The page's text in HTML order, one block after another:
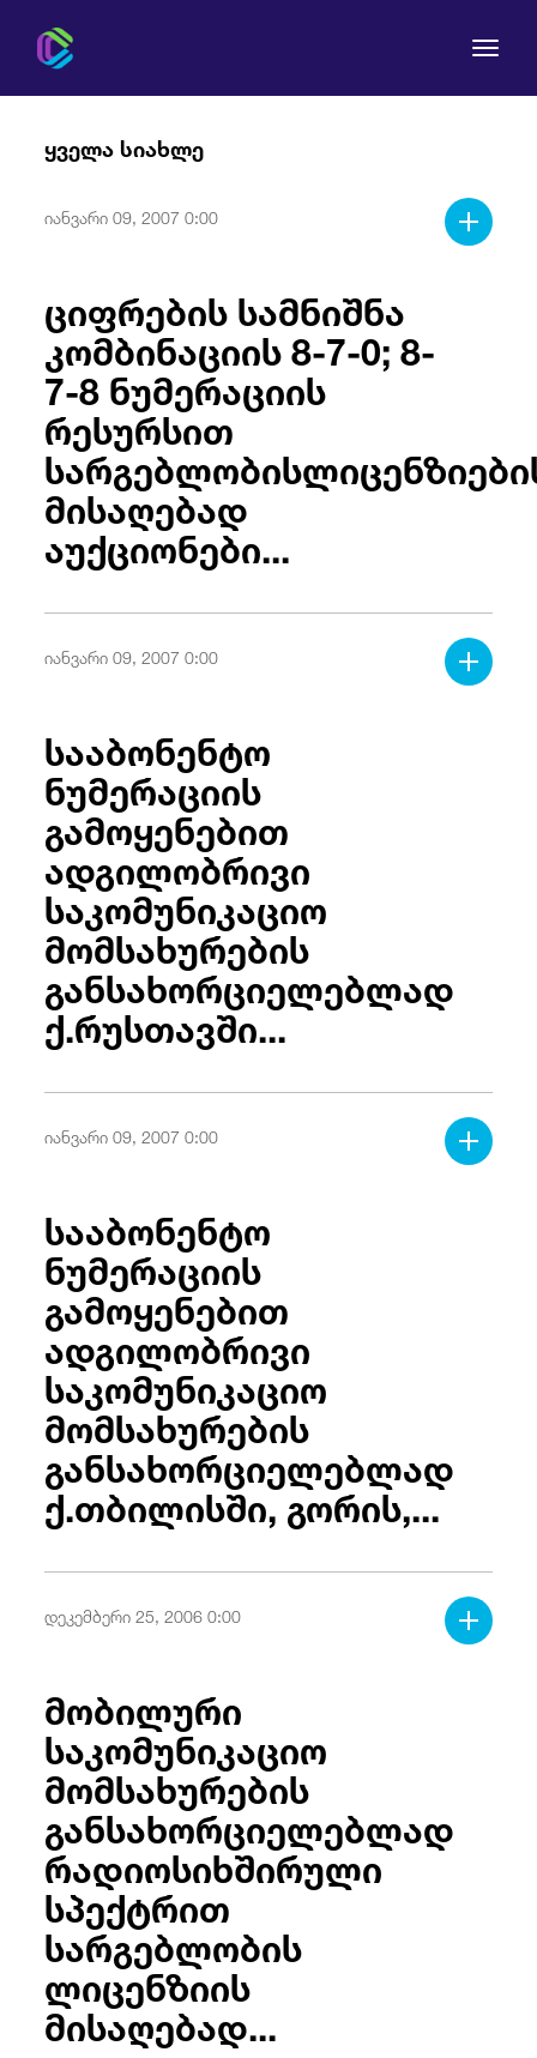
მომხმარებლის უფლებები
რეგულირება
სამართლებრივი აქტები
Eng / ქარ fb
ყველა სიახლე
ციფრების სამნიშნა
კომბინაციის 8-7-0; 8-
7-8 ნუმერაციის
რესურსით
მისაღებად
აუქციონები...
იანვარი 09, 2007 0:00
სააბონენტო
ნუმერაციის
გამოყენებით
ადგილობრივი
საკომუნიკაციო
მომსახურების
განსახორციელებლად
ქ.რუსთავში...
იანვარი 09, 2007 0:00
სააბონენტო
ნუმერაციის
გამოყენებით
ადგილობრივი
საკომუნიკაციო
მომსახურების
განსახორციელებლად
ქ.თბილისში, გორის,...
იანვარი 09, 2007 0:00
მობილური
საკომუნიკაციო
მომსახურების
განსახორციელებლად
რადიოსიხშირული
სპექტრით
სარგებლობის
ლიცენზიის
მისაღებად...
დეკემბერი 25, 2006 0:00